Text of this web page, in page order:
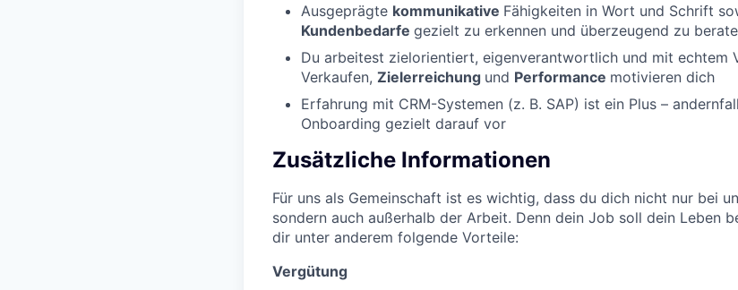
Ausgeprägte kommunikative Fähigkeiten in Wort und Schrift
Kundenbedarfe gezielt zu erkennen und überzeugend zu
Du arbeitest zielorientiert, eigenverantwortlich und mit echtem
Verkaufen, Zielerreichung und Performance motivieren dich
Erfahrung mit CRM-Systemen (z. B. SAP) ist ein Plus –
Onboarding gezielt darauf vor
Zusätzliche Informationen
Für uns als Gemeinschaft ist es wichtig, dass du dich nicht nur bei
sondern auch außerhalb der Arbeit. Denn dein Job soll dein Leben
dir unter anderem folgende Vorteile:
Vergütung